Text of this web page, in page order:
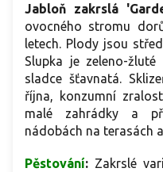
Jabloň zakrslá
ovocného stromu
letech. Plody jsou
Slupka je zeleno-
sladce šťavnatá.
října, konzumní
malé zahrádky a
nádobách na terasách
Pěstování: Zakrslé